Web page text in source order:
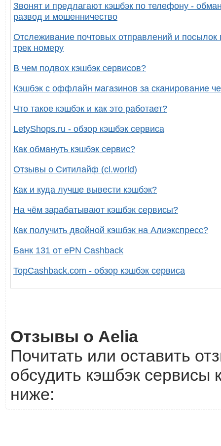
Звонят и предлагают кэшбэк по телефону -
развод и мошенничество
Отслеживание почтовых отправлений и посылок
трек номеру
В чем подвох кэшбэк сервисов?
Кэшбэк с оффлайн магазинов за сканирование
Что такое кэшбэк и как это работает?
LetyShops.ru - обзор кэшбэк сервиса
Как обмануть кэшбэк сервис?
Отзывы о Ситилайф (cl.world)
Как и куда лучше вывести кэшбэк?
На чём зарабатывают кэшбэк сервисы?
Как получить двойной кэшбэк на Алиэкспресс?
Банк 131 от ePN Cashback
TopCashback.com - обзор кэшбэк сервиса
Отзывы о Aelia
Почитать или оставить
обсудить кэшбэк сервисы
ниже: